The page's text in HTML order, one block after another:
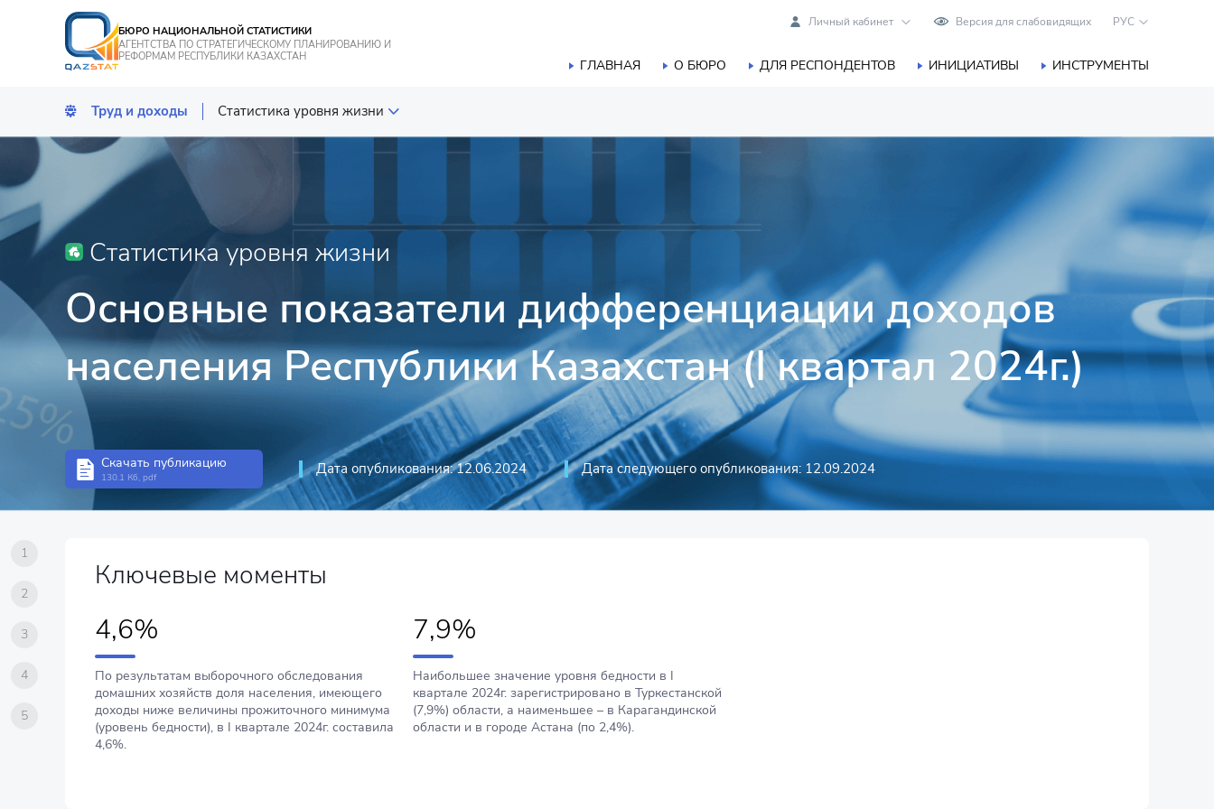
БЮРО НАЦИОНАЛЬНОЙ СТАТИСТИКИ
АГЕНТСТВА ПО СТРАТЕГИЧЕСКОМУ ПЛАНИРОВАНИЮ И
РЕФОРМАМ РЕСПУБЛИКИ КАЗАХСТАН
Личный кабинет Версия для слабовидящих РУС
ГЛАВНАЯ О БЮРО ДЛЯ РЕСПОНДЕНТОВ ИНИЦИАТИВЫ ИНСТРУМЕНТЫ
Труд и доходы Статистика уровня жизни
Занятость и безработица
Статистика уровня жизни
Статистика уровня жизни
Основные показатели дифференциации доходов
населения Республики Казахстан (I квартал 2024г.)
Скачать публикацию
130.1 Кб, pdf Дата опубликования: 12.06.2024 Дата следующего опубликования: 12.09.2024
1
2
3
4
5
Ключевые моменты
4,6%
По результатам выборочного обследования
домашних хозяйств доля населения, имеющего
доходы ниже величины прожиточного минимума
(уровень бедности), в I квартале 2024г. составила
4,6%.
7,9%
Наибольшее значение уровня бедности в I
квартале 2024г. зарегистрировано в Туркестанской
(7,9%) области, а наименьшее – в Карагандинской
области и в городе Астана (по 2,4%).